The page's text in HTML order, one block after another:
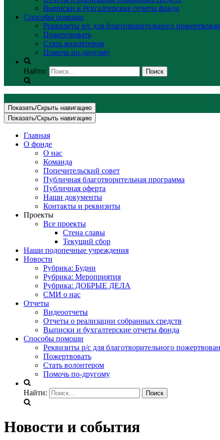
Выписки и бухгалтерские отчеты фонда
Способы помощи
Реквизиты р/с для благотворительного
Пожертвовать
Стать волонтером
Помочь по-другому
Найти:
Показать/Скрыть навигацию
Показать/Скрыть навигацию
Главная
О фонде
О нас
Команда
Попечительский совет
Публичная благотворительная программа
Публичная оферта
Наши документы
Контакты и реквизиты
Проекты
Все проекты
Стена славы
Текущий сбор
Наши подопечные учреждения
Новости
Рубрика: Будни
Рубрика: Мероприятия
Рубрика: ДОБРЫЕ ДЕЛА
СМИ о нас
Отчеты
Видеоотчеты
Отчеты о реализации собранных средств
Выписки и бухгалтерские отчеты фонда
Способы помощи
Реквизиты р/с для благотворительного
Пожертвовать
Стать волонтером
Помочь по-другому
Найти:
Новости и события